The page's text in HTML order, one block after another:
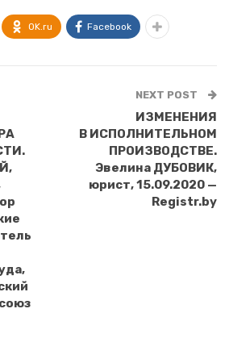
OK.ru Facebook
NEXT POST
ИЗМЕНЕНИЯ
В ИСПОЛНИТЕЛЬНОМ
ПРОИЗВОДСТВЕ.
Эвелина ДУБОВИК,
юрист, 15.09.2020 —
Registr.by